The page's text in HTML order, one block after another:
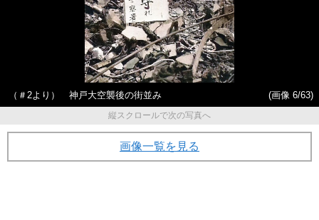
（＃2より） 神戸大空襲後の街並み
(画像 6/63)
縦スクロールで次の写真へ
画像一覧を見る